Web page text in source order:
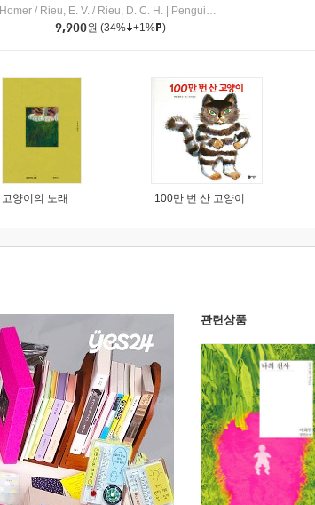
Homer / Rieu, E. V. / Rieu, D. C. H.
Penguin Group
9,900원 (34% +1% )
고양이의 노래 100만 번 산 고양이
관련상품